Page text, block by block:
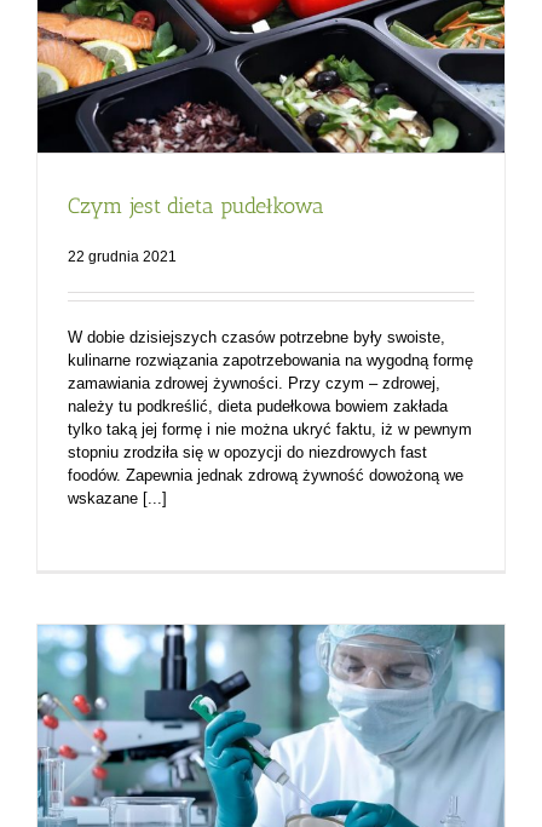
Czym jest dieta pudełkowa
22 grudnia 2021
W dobie dzisiejszych czasów potrzebne były swoiste,
kulinarne rozwiązania zapotrzebowania na wygodną formę
zamawiania zdrowej żywności. Przy czym – zdrowej,
należy tu podkreślić, dieta pudełkowa bowiem zakłada
tylko taką jej formę i nie można ukryć faktu, iż w pewnym
stopniu zrodziła się w opozycji do niezdrowych fast
foodów. Zapewnia jednak zdrową żywność dowożoną we
wskazane [...]